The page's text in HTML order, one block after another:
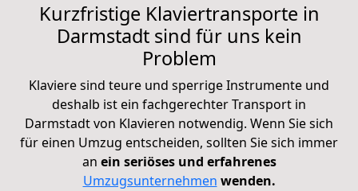
Kurzfristige Klaviertransporte in
Darmstadt sind für uns kein
Problem
Klaviere sind teure und sperrige Instrumente und
deshalb ist ein fachgerechter Transport in
Darmstadt von Klavieren notwendig. Wenn Sie sich
für einen Umzug entscheiden, sollten Sie sich immer
an ein seriöses und erfahrenes
Umzugsunternehmen wenden.